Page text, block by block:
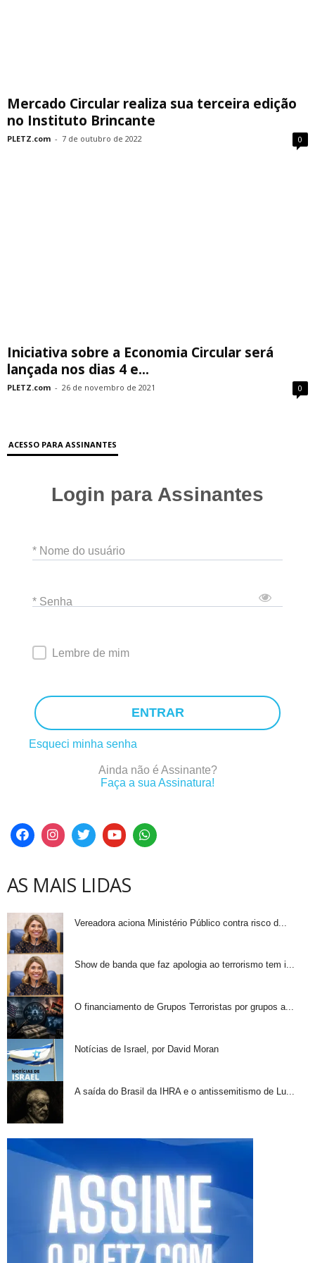
Mercado Circular realiza sua terceira edição
no Instituto Brincante
PLETZ.com - 7 de outubro de 2022 0
Iniciativa sobre a Economia Circular será
lançada nos dias 4 e...
PLETZ.com - 26 de novembro de 2021 0
ACESSO PARA ASSINANTES
Login para Assinantes
* Nome do usuário
* Senha
Lembre de mim
ENTRAR
Esqueci minha senha
Ainda não é Assinante?
Faça a sua Assinatura!
AS MAIS LIDAS
Vereadora aciona Ministério Público contra risco d...
Show de banda que faz apologia ao terrorismo tem i...
O financiamento de Grupos Terroristas por grupos a...
Notícias de Israel, por David Moran
A saída do Brasil da IHRA e o antissemitismo de Lu...